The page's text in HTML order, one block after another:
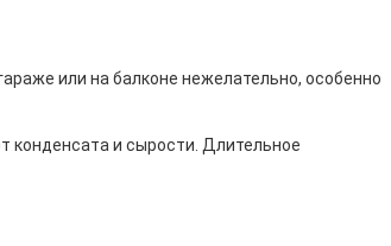
или на балконе нежелательно, особенно
конденсата и сырости. Длительное